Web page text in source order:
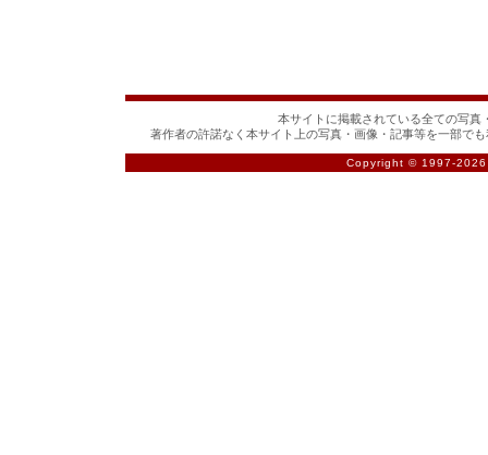
本サイトに掲載されている全ての写真
著作者の許諾なく本サイト上の写真・画像・記事等を一部で
Copyright © 1997-